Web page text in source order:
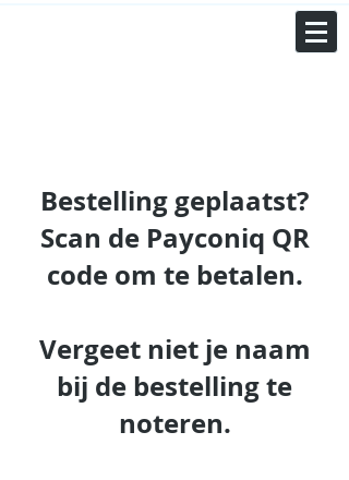
Bestelling geplaatst?
Scan de Payconiq QR
code om te betalen.
Vergeet niet je naam
bij de bestelling te
noteren.